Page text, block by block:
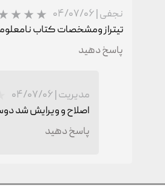
نجفی ۰۴/۰۷/۰۶
تیتراز ومشخصات کتاب
پاسخ دهید
مدیریت ۰۴/۰۷/۰۶
اصلاح و ویرایش شد
پاسخ دهید